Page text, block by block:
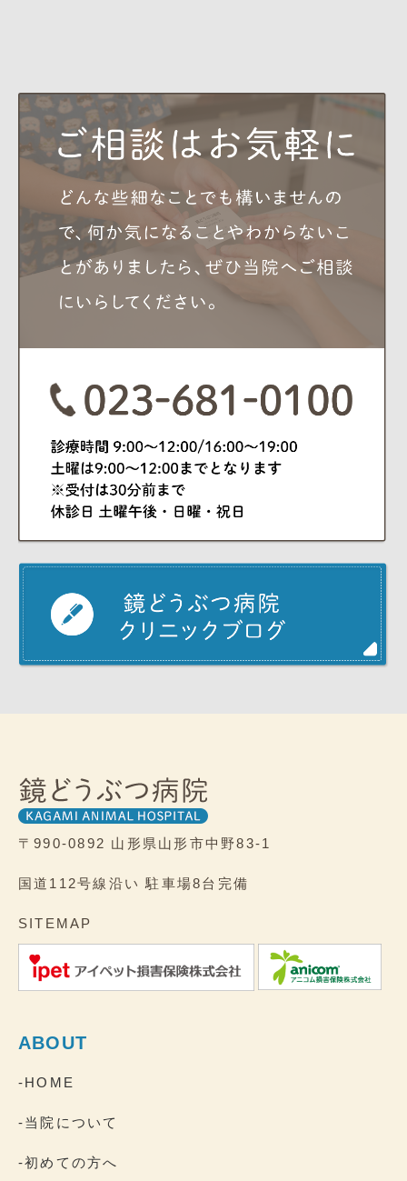
〒990-0892 山形県山形市中野83-1
国道112号線沿い 駐車場8台完備
SITEMAP
ABOUT
-HOME
-当院について
-初めての方へ